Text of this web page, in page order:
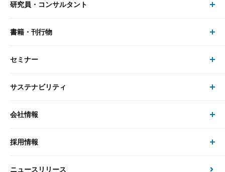
リサーチ
大和総研の強み
レポート・コラム トップ
最新のレポート・コラム
政策分析
研究員・コンサルタント
研究員・コンサルタント トップ
研究員
書籍・刊行物
書籍・刊行物 トップ
書籍
セミナー
セミナー トップ
現在受付中のセミナー・イベント
サステナビリティ
サステナビリティの取り組み
次世代社会への貢献
会社情報
会社情報 トップ
採用情報
ニュースリリース